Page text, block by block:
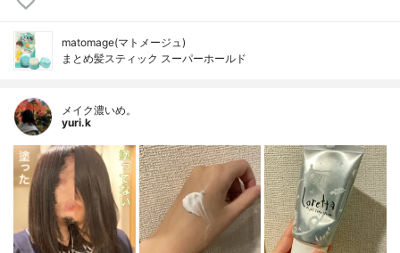
matomage(マトメージュ)
まとめ髪スティック スーパーホールド
メイク濃いめ。
yuri.k